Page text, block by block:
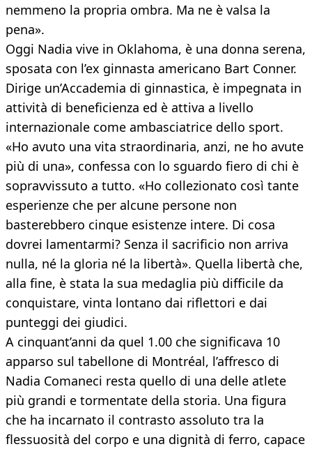
nemmeno la propria ombra. Ma ne è valsa la
pena».
Oggi Nadia vive in Oklahoma, è una donna serena,
sposata con l’ex ginnasta americano Bart Conner.
Dirige un’Accademia di ginnastica, è impegnata in
attività di beneficienza ed è attiva a livello
internazionale come ambasciatrice dello sport.
«Ho avuto una vita straordinaria, anzi, ne ho avute
più di una», confessa con lo sguardo fiero di chi è
sopravvissuto a tutto. «Ho collezionato così tante
esperienze che per alcune persone non
basterebbero cinque esistenze intere. Di cosa
dovrei lamentarmi? Senza il sacrificio non arriva
nulla, né la gloria né la libertà». Quella libertà che,
alla fine, è stata la sua medaglia più difficile da
conquistare, vinta lontano dai riflettori e dai
punteggi dei giudici.
A cinquant’anni da quel 1.00 che significava 10
apparso sul tabellone di Montréal, l’affresco di
Nadia Comaneci resta quello di una delle atlete
più grandi e tormentate della storia. Una figura
che ha incarnato il contrasto assoluto tra la
flessuosità del corpo e una dignità di ferro, capace